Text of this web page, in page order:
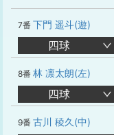
7番 下門 遥斗(遊)
四球
8番 林 凛太朗(左)
四球
9番 古川 稜久(中)